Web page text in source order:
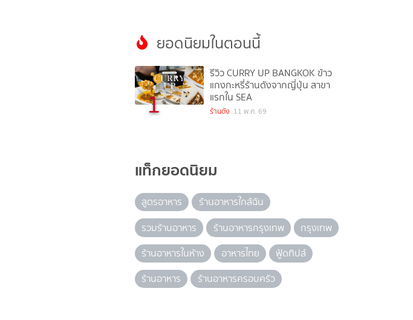
ยอดนิยมในตอนนี้
1
รีวิว CURRY UP BANGKOK ข้าว
แกงกะหรี่ร้านดังจากญี่ปุ่น สาขา
แรกใน SEA
ร้านดัง 11 พ.ค. 69
แท็กยอดนิยม
สูตรอาหาร
ร้านอาหารใกล้ฉัน
รวมร้านอาหาร
ร้านอาหารกรุงเทพ
กรุงเทพ
ร้านอาหารในห้าง
อาหารไทย
ฟู้ดทิปส์
ร้านอาหาร
ร้านอาหารครอบครัว